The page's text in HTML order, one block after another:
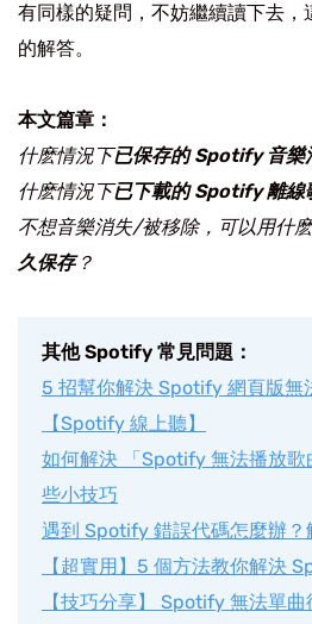
有同樣的疑問，不妨繼續讀下去，
的解答。
本文篇章：
什麽情況下已保存的 Spotify 音樂
什麽情況下已下載的 Spotify 離線
不想音樂消失/被移除，可以用什
久保存？
其他 Spotify 常見問題：
5 招幫你解決 Spotify 網頁版無
【Spotify 線上聽】
如何解決 「Spotify 無法播放歌
些小技巧
遇到 Spotify 錯誤代碼怎麼辦？
【超實用】5 個方法教你解決
【技巧分享】 Spotify 無法單